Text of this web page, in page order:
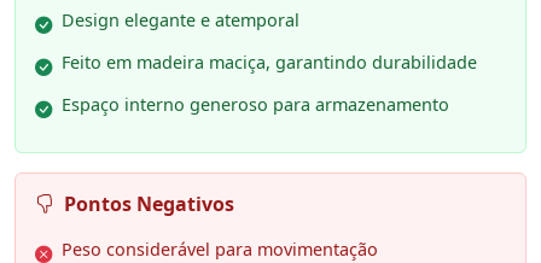
Design elegante e atemporal
Feito em madeira maciça, garantindo durabilidade
Espaço interno generoso para armazenamento
Pontos Negativos
Peso considerável para movimentação